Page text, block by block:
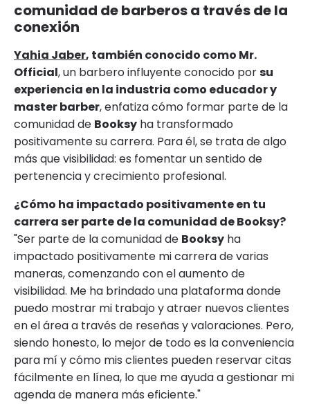
comunidad de barberos a través de la
conexión
Yahia Jaber, también conocido como Mr.
Official, un barbero influyente conocido porsu
experiencia en la industria como educador y
master barber, enfatiza cómo formar parte de la
comunidad de Booksy ha transformado
positivamente su carrera. Para él, se trata de algo
más que visibilidad: es fomentar un sentido de
pertenencia y crecimiento profesional.
¿Cómo ha impactado positivamente en tu
carrera ser parte de la comunidad de Booksy?
"Ser parte de la comunidad de Booksy ha
impactado positivamente mi carrera de varias
maneras, comenzando con el aumento de
visibilidad. Me ha brindado una plataforma donde
puedo mostrar mi trabajo y atraer nuevos clientes
en el área a través de reseñas y valoraciones. Pero,
siendo honesto, lo mejor de todo es la conveniencia
para mí y cómo mis clientes pueden reservar citas
fácilmente en línea, lo que me ayuda a gestionar mi
agenda de manera más eficiente."